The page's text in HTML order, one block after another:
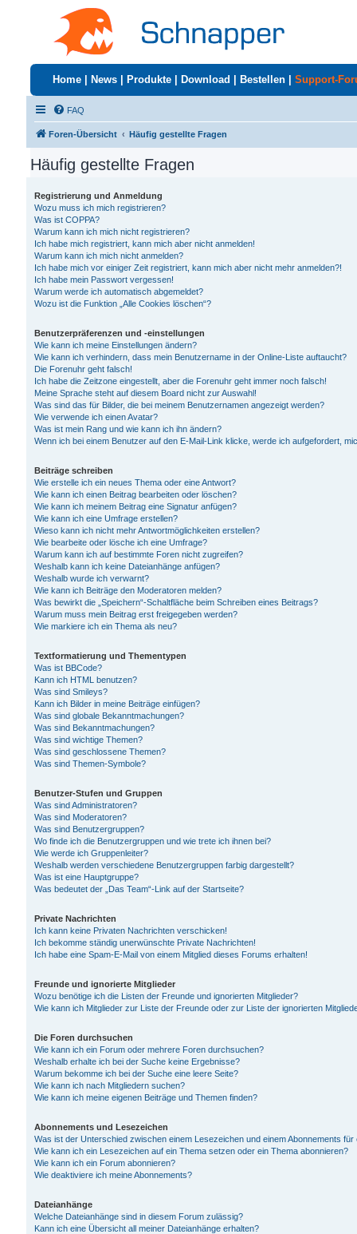
Home News Produkte Download Bestellen Support-
FAQ
Foren-Übersicht Häufig gestellte Fragen
Häufig gestellte Fragen
Registrierung und Anmeldung
Wozu muss ich mich registrieren?
Was ist COPPA?
Warum kann ich mich nicht registrieren?
Ich habe mich registriert, kann mich aber nicht anmelden!
Warum kann ich mich nicht anmelden?
Ich habe mich vor einiger Zeit registriert, kann mich aber nicht mehr anmelden?!
Ich habe mein Passwort vergessen!
Warum werde ich automatisch abgemeldet?
Wozu ist die Funktion „Alle Cookies löschen“?
Benutzerpräferenzen und -einstellungen
Wie kann ich meine Einstellungen ändern?
Wie kann ich verhindern, dass mein Benutzername in der Online-Liste auftaucht?
Die Forenuhr geht falsch!
Ich habe die Zeitzone eingestellt, aber die Forenuhr geht immer noch falsch!
Meine Sprache steht auf diesem Board nicht zur Auswahl!
Was sind das für Bilder, die bei meinem Benutzernamen angezeigt werden?
Wie verwende ich einen Avatar?
Was ist mein Rang und wie kann ich ihn ändern?
Wenn ich bei einem Benutzer auf den E-Mail-Link klicke, werde ich aufgefordert,
Beiträge schreiben
Wie erstelle ich ein neues Thema oder eine Antwort?
Wie kann ich einen Beitrag bearbeiten oder löschen?
Wie kann ich meinem Beitrag eine Signatur anfügen?
Wie kann ich eine Umfrage erstellen?
Wieso kann ich nicht mehr Antwortmöglichkeiten erstellen?
Wie bearbeite oder lösche ich eine Umfrage?
Warum kann ich auf bestimmte Foren nicht zugreifen?
Weshalb kann ich keine Dateianhänge anfügen?
Weshalb wurde ich verwarnt?
Wie kann ich Beiträge den Moderatoren melden?
Was bewirkt die „Speichern“-Schaltfläche beim Schreiben eines Beitrags?
Warum muss mein Beitrag erst freigegeben werden?
Wie markiere ich ein Thema als neu?
Textformatierung und Thementypen
Was ist BBCode?
Kann ich HTML benutzen?
Was sind Smileys?
Kann ich Bilder in meine Beiträge einfügen?
Was sind globale Bekanntmachungen?
Was sind Bekanntmachungen?
Was sind wichtige Themen?
Was sind geschlossene Themen?
Was sind Themen-Symbole?
Benutzer-Stufen und Gruppen
Was sind Administratoren?
Was sind Moderatoren?
Was sind Benutzergruppen?
Wo finde ich die Benutzergruppen und wie trete ich ihnen bei?
Wie werde ich Gruppenleiter?
Weshalb werden verschiedene Benutzergruppen farbig dargestellt?
Was ist eine Hauptgruppe?
Was bedeutet der „Das Team“-Link auf der Startseite?
Private Nachrichten
Ich kann keine Privaten Nachrichten verschicken!
Ich bekomme ständig unerwünschte Private Nachrichten!
Ich habe eine Spam-E-Mail von einem Mitglied dieses Forums erhalten!
Freunde und ignorierte Mitglieder
Wozu benötige ich die Listen der Freunde und ignorierten Mitglieder?
Wie kann ich Mitglieder zur Liste der Freunde oder zur Liste der ignorierten
Die Foren durchsuchen
Wie kann ich ein Forum oder mehrere Foren durchsuchen?
Weshalb erhalte ich bei der Suche keine Ergebnisse?
Warum bekomme ich bei der Suche eine leere Seite?
Wie kann ich nach Mitgliedern suchen?
Wie kann ich meine eigenen Beiträge und Themen finden?
Abonnements und Lesezeichen
Was ist der Unterschied zwischen einem Lesezeichen und einem Abonnements
Wie kann ich ein Lesezeichen auf ein Thema setzen oder ein Thema abonnieren?
Wie kann ich ein Forum abonnieren?
Wie deaktiviere ich meine Abonnements?
Dateianhänge
Welche Dateianhänge sind in diesem Forum zulässig?
Kann ich eine Übersicht all meiner Dateianhänge erhalten?